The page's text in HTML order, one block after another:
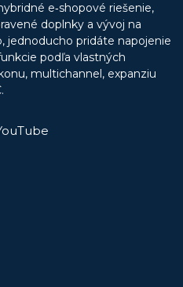
e‑shopové riešenie,
doplnky a vývoj na
jednoducho pridáte napojenie
podľa vlastných
multichannel, expanziu